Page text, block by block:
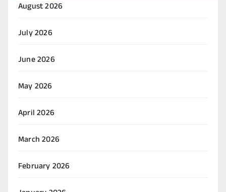
August 2026
July 2026
June 2026
May 2026
April 2026
March 2026
February 2026